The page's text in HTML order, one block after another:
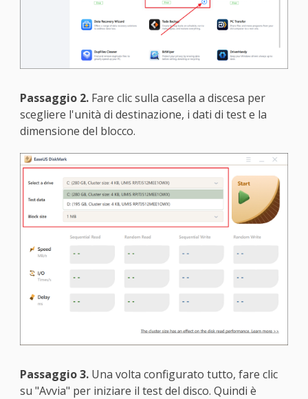
Passaggio 2.Fare clic sulla casella a discesa per
scegliere l'unità di destinazione, i dati di test e la
dimensione del blocco.
Passaggio 3.Una volta configurato tutto, fare clic
su "Avvia" per iniziare il test del disco. Quindi è